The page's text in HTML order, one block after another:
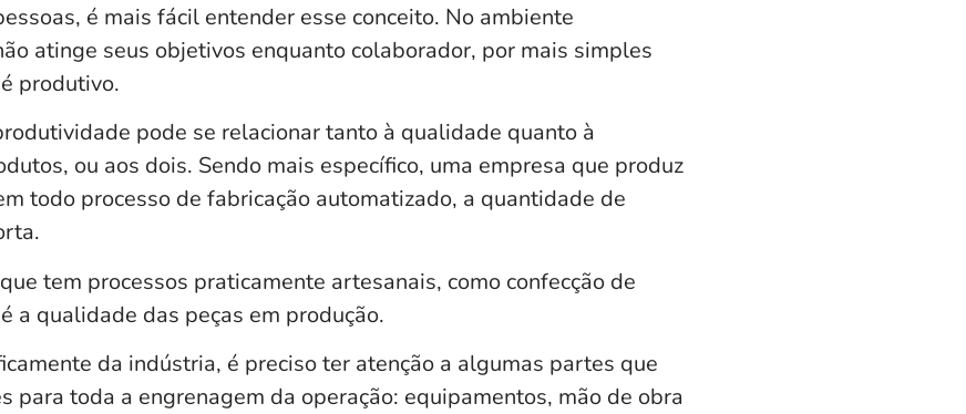
é mais fácil entender esse conceito. No ambiente
atinge seus objetivos enquanto colaborador, por mais simples
produtivo.
pode se relacionar tanto à qualidade quanto à
ou aos dois. Sendo mais específico, uma empresa que produz
todo processo de fabricação automatizado, a quantidade de
tem processos praticamente artesanais, como confecção de
a qualidade das peças em produção.
da indústria, é preciso ter atenção a algumas partes que
para toda a engrenagem da operação: equipamentos, mão de obra